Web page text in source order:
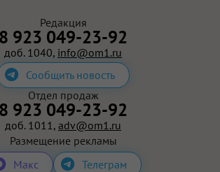
Редакция
8 923 049-23-92
доб. 1040, info@om1.ru
Сообщить новость
Отдел продаж
8 923 049-23-92
доб. 1011, adv@om1.ru
Размещение рекламы
Макс
Телеграм